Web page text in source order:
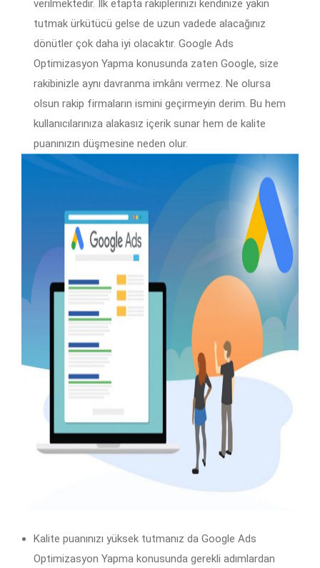
verilmektedir. İlk etapta rakiplerinizi kendinize yakın
tutmak ürkütücü gelse de uzun vadede alacağınız
dönütler çok daha iyi olacaktır. Google Ads
Optimizasyon Yapma konusunda zaten Google, size
rakibinizle aynı davranma imkânı vermez. Ne olursa
olsun rakip firmaların ismini geçirmeyin derim. Bu hem
kullanıcılarınıza alakasız içerik sunar hem de kalite
puanınızın düşmesine neden olur.
Kalite puanınızı yüksek tutmanız da Google Ads
Optimizasyon Yapma konusunda gerekli adımlardan